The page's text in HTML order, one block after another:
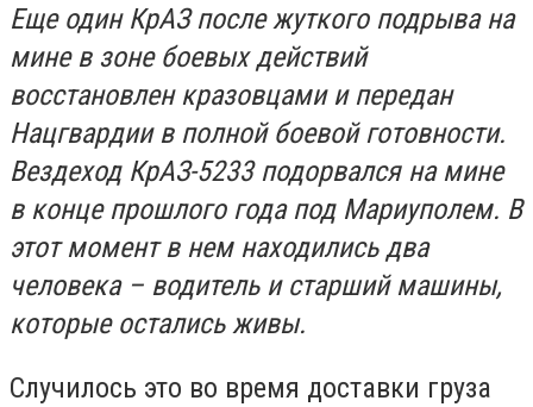
Еще один КрАЗ после жуткого подрыва на
мине в зоне боевых действий
восстановлен кразовцами и передан
Нацгвардии в полной боевой готовности.
Вездеход КрАЗ-5233 подорвался на мине
в конце прошлого года под Мариуполем. В
этот момент в нем находились два
человека – водитель и старший машины,
которые остались живы.
Случилось это во время доставки груза